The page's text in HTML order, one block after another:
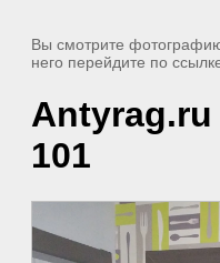
Вы смотрите
него перейдите по
101